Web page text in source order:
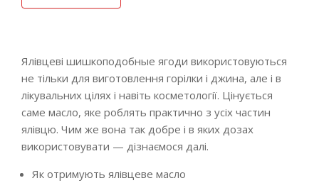
Ялівцеві шишкоподобные ягоди використовуються
не тільки для виготовлення горілки і джина, але і в
лікувальних цілях і навіть косметології. Цінується
саме масло, яке роблять практично з усіх частин
ялівцю. Чим же вона так добре і в яких дозах
використовувати — дізнаємося далі.
Як отримують ялівцеве масло